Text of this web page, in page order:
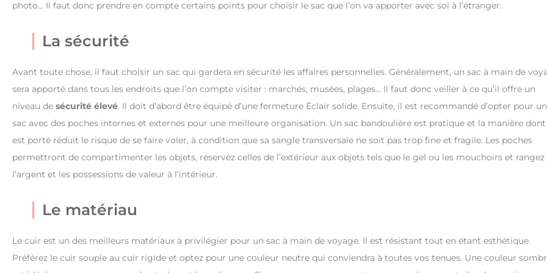
photo… Il faut donc prendre en compte certains points pour choisir le sac que l’on va apporter avec soi à l’étranger.
La sécurité
Avant toute chose, il faut choisir un sac qui gardera en sécurité les affaires personnelles. Généralement, un sac à main de
sera apporté dans tous les endroits que l’on compte visiter : marchés, musées, plages… Il faut donc veiller à ce qu’il offre un
niveau de sécurité élevé. Il doit d’abord être équipé d’une fermeture Éclair solide. Ensuite, il est recommandé d’opter pour un
sac avec des poches internes et externes pour une meilleure organisation. Un sac bandoulière est pratique et la manière
est porté réduit le risque de se faire voler, à condition que sa sangle transversale ne soit pas trop fine et fragile. Les poches
permettront de compartimenter les objets, réservez celles de l’extérieur aux objets tels que le gel ou les mouchoirs et rangez
l’argent et les possessions de valeur à l’intérieur.
Le matériau
Le cuir est un des meilleurs matériaux à privilégier pour un sac à main de voyage. Il est résistant tout en étant esthétique.
Préférez le cuir souple au cuir rigide et optez pour une couleur neutre qui conviendra à toutes vos tenues. Une couleur